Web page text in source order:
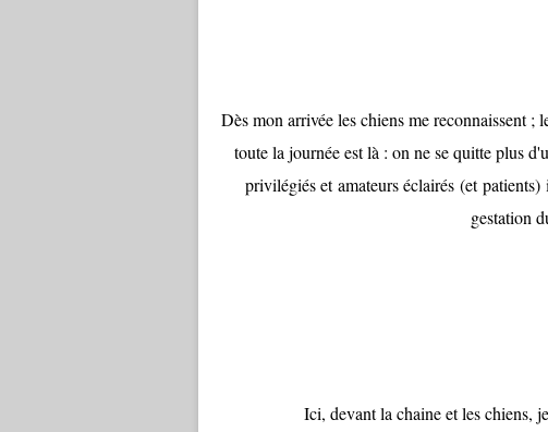
Dès mon arrivée les chiens me reconnaissent ;
toute la journée est là : on ne se quitte plus
privilégiés et amateurs éclairés (et
gestation
Ici, devant la chaine et les chiens,